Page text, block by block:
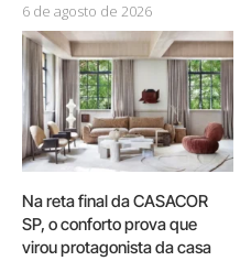
6 de agosto de 2026
Na reta final da CASACOR
SP, o conforto prova que
virou protagonista da casa